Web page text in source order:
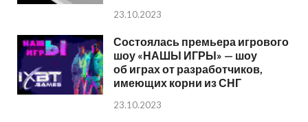
23.10.2023
Состоялась премьера игрового
шоу «НАШЫ ИГРЫ» — шоу
об играх от разработчиков,
имеющих корни из СНГ
23.10.2023